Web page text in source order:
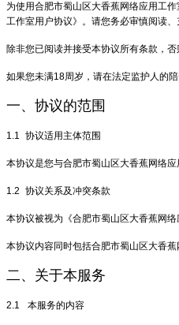
为使用合肥市蜀山区大香蕉网络应用工
工作室用户协议》。请您务必审慎阅读
除非您已阅读并接受本协议所有条款，
如果您未满18周岁，请在法定监护人的
一、协议的范围
1.1 协议适用主体范围
本协议是您与合肥市蜀山区大香蕉网络
1.2 协议关系及冲突条款
本协议被视为《合肥市蜀山区大香蕉网络
本协议内容同时包括合肥市蜀山区大香
二、关于本服务
2.1 本服务的内容